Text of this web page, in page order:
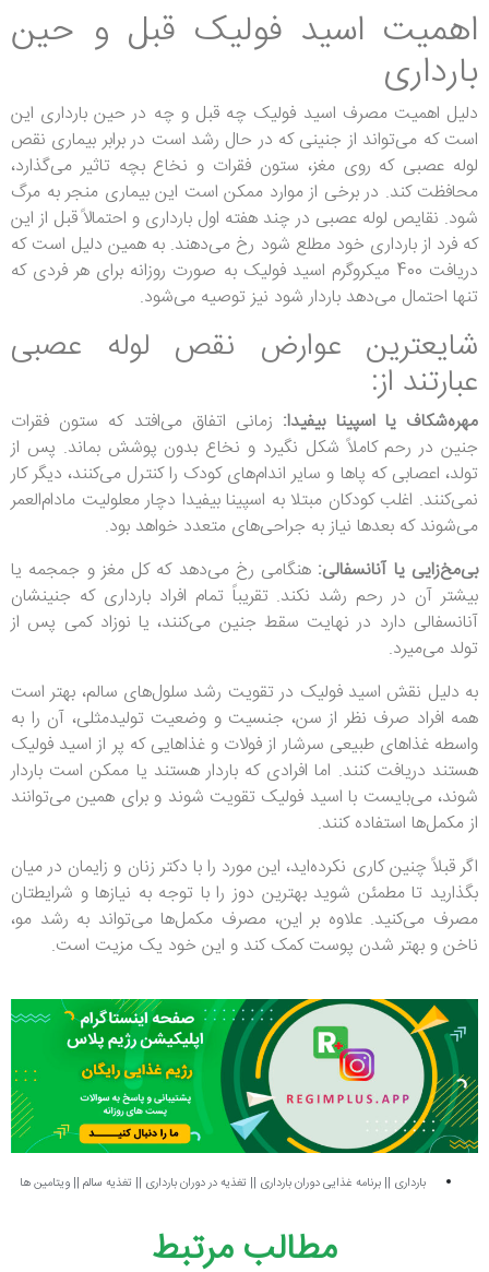
اهمیت اسید فولیک قبل و حین
بارداری
دلیل اهمیت مصرف اسید فولیک چه قبل و چه در حین بارداری این
است که می‌تواند از جنینی که در حال رشد است در برابر بیماری نقص
لوله عصبی که روی مغز، ستون فقرات و نخاع بچه تاثیر می‌گذارد،
محافظت کند. در برخی از موارد ممکن است این بیماری منجر به مرگ
شود. نقایص لوله عصبی در چند هفته اول بارداری و احتمالاً قبل از این
که فرد از بارداری خود مطلع شود رخ می‌دهند. به همین دلیل است که
دریافت 400 میکروگرم اسید فولیک به صورت روزانه برای هر فردی که
تنها احتمال می‌دهد باردار شود نیز توصیه می‌شود.
شایعترین عوارض نقص لوله عصبی
عبارتند از:
مهره‌شکاف یا اسپینا بیفیدا: زمانی اتفاق می‌افتد که ستون فقرات
جنین در رحم کاملاً شکل نگیرد و نخاع بدون پوشش بماند. پس از
تولد، اعصابی که پاها و سایر اندام‌های کودک را کنترل می‌کنند، دیگر کار
نمی‌کنند. اغلب کودکان مبتلا به اسپینا بیفیدا دچار معلولیت مادام‌العمر
می‌شوند که بعدها نیاز به جراحی‌های متعدد خواهد بود.
بی‌مخ‌زایی یا آنانسفالی: هنگامی رخ می‌دهد که کل مغز و جمجمه یا
بیشتر آن در رحم رشد نکند. تقریباً تمام افراد بارداری‌ که جنینشان
آنانسفالی دارد در نهایت سقط جنین می‌کنند، یا نوزاد کمی پس از
تولد می‌میرد.
به دلیل نقش اسید فولیک در تقویت رشد سلو‌ل‌های سالم، بهتر است
همه افراد صرف نظر از سن، جنسیت و وضعیت تولیدمثلی، آن را به
واسطه غذاهای طبیعی سرشار از فولات و غذاهایی که پر از اسید فولیک
هستند دریافت کنند. اما افرادی که باردار هستند یا ممکن است باردار
شوند، می‌بایست با اسید فولیک تقویت شوند و برای همین می‌توانند
از مکمل‌ها استفاده کنند.
اگر قبلاً چنین کاری نکرده‌اید، این مورد را با دکتر زنان و زایمان در میان
بگذارید تا مطمئن شوید بهترین دوز را با توجه به نیازها و شرایطتان
مصرف می‌کنید. علاوه بر این، مصرف مکمل‌ها می‌تواند به رشد مو،
ناخن و بهتر شدن پوست کمک کند و این خود یک مزیت است.
بارداری || برنامه غذایی دوران بارداری || تغذیه در دوران بارداری || تغذیه سالم || ویتامین ها
مطالب مرتبط